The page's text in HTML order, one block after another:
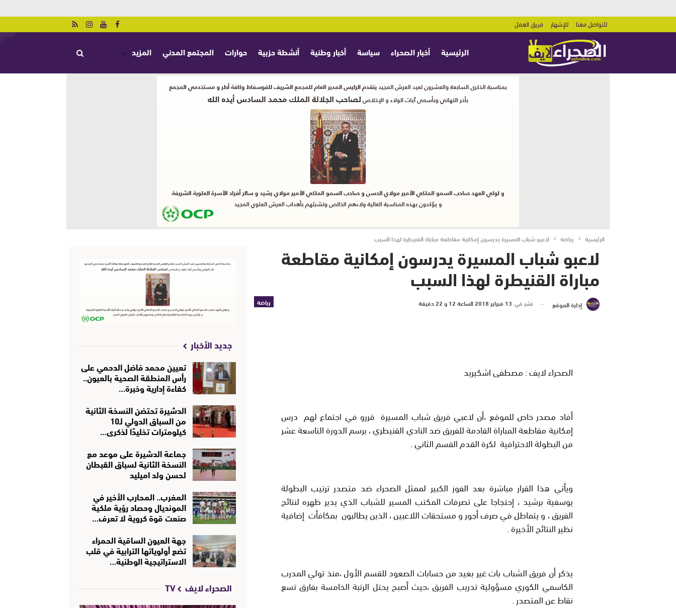
للتواصل معنا للإشهار فريق العمل
الرئيسية أخبار الصحراء سياسة أخبار وطنية أنشطة حزبية حوارات المجتمع المدني المزيد
الرئيسية رياضة لاعبو شباب المسيرة يدرسون إمكانية مقاطعة مباراة القنيطرة لهذا السبب
لاعبو شباب المسيرة يدرسون إمكانية مقاطعة
مباراة القنيطرة لهذا السبب
رياضة إدارة الموقع نشر في 13 فبراير 2018 الساعة 12 و 22 دقيقة
الصحراء لايف : مصطفى اشكيريد
أفاد مصدر خاص للموقع ،أن لاعبي فريق شباب المسيرة قررو في اجتماع لهم درس
إمكانية مقاطعة المباراة القادمة للفريق ضد النادي القنيطري ، برسم الدورة التاسعة عشر
من البطولة الاحترافية لكرة القدم القسم الثاني .
ويأتي هذا القرار مباشرة بعد الفوز الكبير لممثل الصحراء ضد متصدر ترتيب البطولة
يوسفية برشيد ، إحتجاجا على تصرفات المكتب المسير للشباب الذي يدير ظهره لنتائج
الفريق ، و يتماطل في صرف أجور و مستحقات اللاعبين ، الذين يطالبون بمكافأت إضافية
نظير النتائج الأخيرة .
يذكر أن فريق الشباب بات غير بعيد من حسابات الصعود للقسم الأول ،منذ تولي المدرب
الكاسمي الكوري مسؤولية تدريب الفريق ،حيث أصبح يحتل الرتبة الخامسة بفارق تسع
نقاط عن المتصدر .
جديد الأخبار
تعيين محمد فاضل الدحمي على
رأس المنطقة الصحية بالعيون..
كفاءة إدارية وخبرة…
الدشيرة تحتضن النسخة الثانية
من السباق الدولي لـ10
كيلومترات تخليدًا لذكرى…
جماعة الدشيرة على موعد مع
النسخة الثانية لسباق القبطان
لحسن ولد اميليد
المغرب.. المحارب الأخير في
المونديال وحصاد رؤية ملكية
صنعت قوة كروية لا تعرف…
جهة العيون الساقية الحمراء
تضع أولوياتها الترابية في قلب
الاستراتيجية الوطنية…
الصحراء لايف TV